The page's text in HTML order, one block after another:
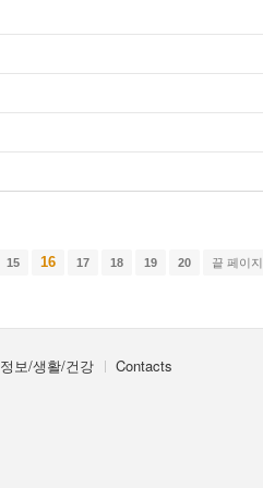
15 16 17 18 19 20 끝 페이지
정보/생활/건강 Contacts